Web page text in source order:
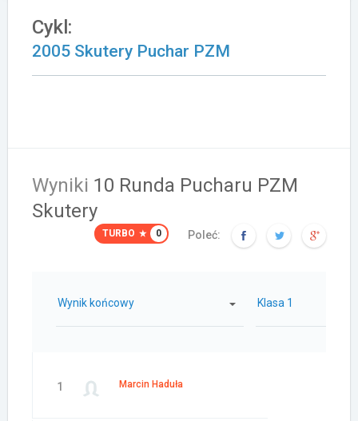
Cykl:
2005 Skutery Puchar PZM
Wyniki 10 Runda Pucharu PZM
Skutery
TURBO 0 Poleć:
Wynik końcowy Klasa 1
1 Marcin Haduła